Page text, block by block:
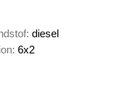
diesel
6x2